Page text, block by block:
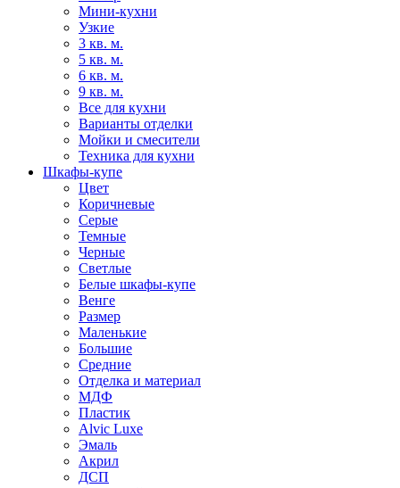
Мини-кухни
Узкие
3 кв. м.
5 кв. м.
6 кв. м.
9 кв. м.
Все для кухни
Варианты отделки
Мойки и смесители
Техника для кухни
Шкафы-купе
Цвет
Коричневые
Серые
Темные
Черные
Светлые
Белые шкафы-купе
Венге
Размер
Маленькие
Большие
Средние
Отделка и материал
МДФ
Пластик
Alvic Luxe
Эмаль
Акрил
ДСП